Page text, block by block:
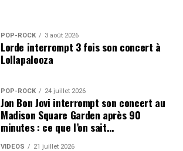
POP-ROCK 3 août 2026
Lorde interrompt 3 fois son concert à
Lollapalooza
POP-ROCK 24 juillet 2026
Jon Bon Jovi interrompt son concert au
Madison Square Garden après 90
minutes : ce que l’on sait…
VIDEOS 21 juillet 2026